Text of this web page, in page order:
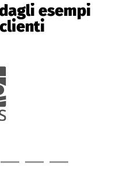
esempi